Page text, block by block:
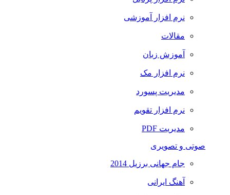
نرم افزار آموزشی
مقالات
آموزش زبان
نرم افزار مک
مدیریت پسورد
نرم افزار تقویم
مدیریت PDF
صوتی و تصویری
جام جهانی برزیل 2014
آهنگ ایرانی